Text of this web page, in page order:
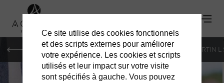
MONACO GENÈVE ST-MARTIN
Ce site utilise des cookies fonctionnels
et des scripts externes pour améliorer
votre expérience. Les cookies et scripts
utilisés et leur impact sur votre visite
sont spécifiés à gauche. Vous pouvez